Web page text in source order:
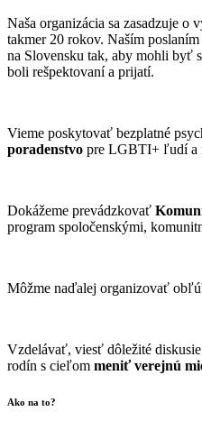
Naša organizácia sa zasadzuje o
takmer 20 rokov. Naším
na Slovensku tak, aby mohli byť
boli rešpektovaní a prijatí.
Vieme poskytovať bezplatné
poradenstvo pre LGBTI+ ľudí a
Dokážeme prevádzkovať
program spoločenskými,
Môžme naďalej organizovať
Vzdelávať, viesť dôležité
rodín s cieľom meniť verejnú
Ako na to?